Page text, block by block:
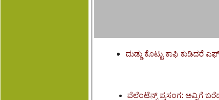
ದುಡ್ಡು ಕೊಟ್ಟು ಕಾಫಿ ಕುಡಿದರೆ
ವೆಲೆಂಟೆನ್ಸ್ ಪ್ರಸಂಗ: ಅವ್ನಿಗೆ